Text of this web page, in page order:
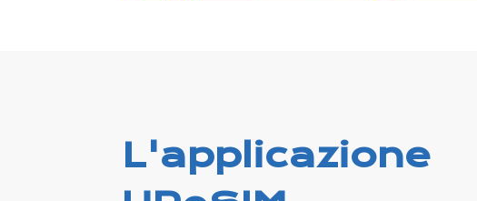
L'applicazione